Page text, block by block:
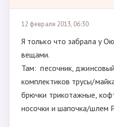
12 февраля 2013, 06:30
Я только что забрала у
вещами.
Там: песочник,
комплектиков трусы/
брючки трикотажные,
носочки и шапочка/шлем